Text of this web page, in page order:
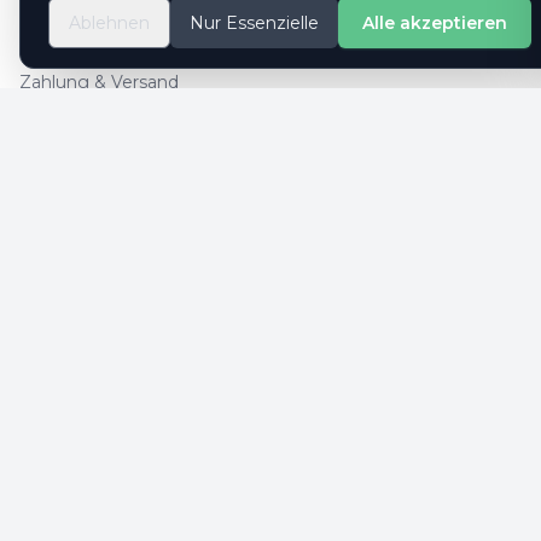
So geht es
Kontaktformular
Zahlung & Versand
Ablehnen Nur Essenzielle Alle akzeptieren